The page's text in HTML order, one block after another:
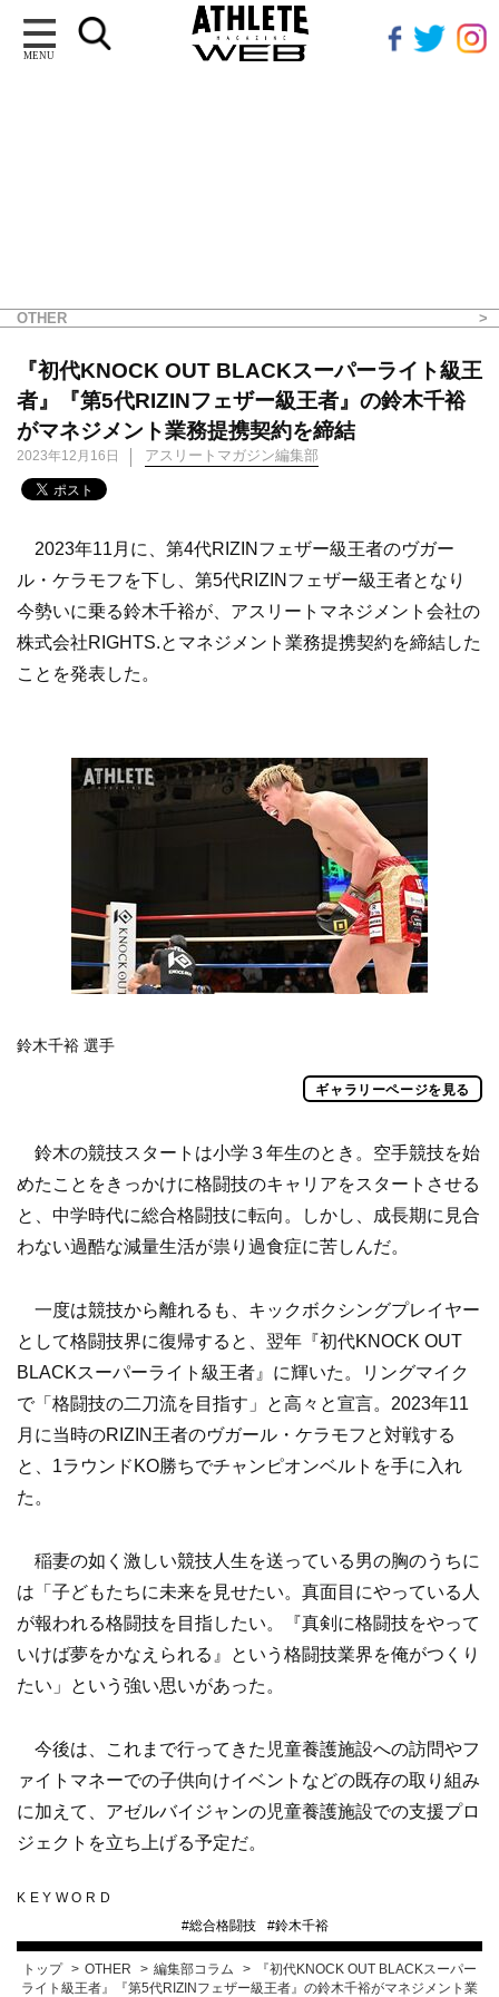
MENU
OTHER
『初代KNOCK OUT BLACKスーパーライト級王
者』『第5代RIZINフェザー級王者』の鈴木千裕
がマネジメント業務提携契約を締結
2023年12月16日 アスリートマガジン編集部
2023年11月に、第4代RIZINフェザー級王者のヴガー
ル・ケラモフを下し、第5代RIZINフェザー級王者となり
今勢いに乗る鈴木千裕が、アスリートマネジメント会社の
株式会社RIGHTS.とマネジメント業務提携契約を締結した
ことを発表した。
鈴木千裕 選手
ギャラリーページを見る
鈴木の競技スタートは小学３年生のとき。空手競技を始
めたことをきっかけに格闘技のキャリアをスタートさせる
と、中学時代に総合格闘技に転向。しかし、成長期に見合
わない過酷な減量生活が祟り過食症に苦しんだ。
一度は競技から離れるも、キックボクシングプレイヤー
として格闘技界に復帰すると、翌年『初代KNOCK OUT
BLACKスーパーライト級王者』に輝いた。リングマイク
で「格闘技の二刀流を目指す」と高々と宣言。2023年11
月に当時のRIZIN王者のヴガール・ケラモフと対戦する
と、1ラウンドKO勝ちでチャンピオンベルトを手に入れ
た。
稲妻の如く激しい競技人生を送っている男の胸のうちに
は「子どもたちに未来を見せたい。真面目にやっている人
が報われる格闘技を目指したい。『真剣に格闘技をやって
いけば夢をかなえられる』という格闘技業界を俺がつくり
たい」という強い思いがあった。
今後は、これまで行ってきた児童養護施設への訪問やフ
ァイトマネーでの子供向けイベントなどの既存の取り組み
に加えて、アゼルバイジャンの児童養護施設での支援プロ
ジェクトを立ち上げる予定だ。
KEYWORD
#総合格闘技 #鈴木千裕
トップ OTHER 編集部コラム
『初代KNOCK OUT BLACKスーパー
ライト級王者』『第5代RIZINフェザー級王者』の鈴木千裕がマネジメント業